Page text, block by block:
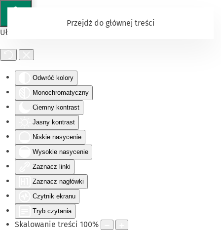
Ułatwienia dostępu
Odwróć kolory
Monochromatyczny
Ciemny kontrast
Jasny kontrast
Niskie nasycenie
Wysokie nasycenie
Zaznacz linki
Zaznacz nagłówki
Czytnik ekranu
Tryb czytania
Skalowanie treści 100%
Przejdź do głównej treści